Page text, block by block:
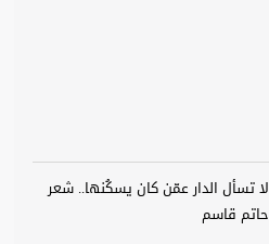
لا تسأل الدار عمّن كان يسكُنها.. شعر
حاتم قاسم